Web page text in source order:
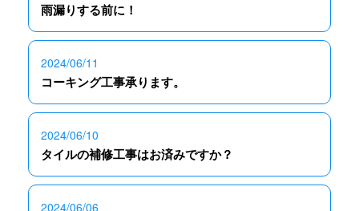
雨漏りする前に！
2024/06/11
コーキング工事承ります。
2024/06/10
タイルの補修工事はお済みですか？
2024/06/06